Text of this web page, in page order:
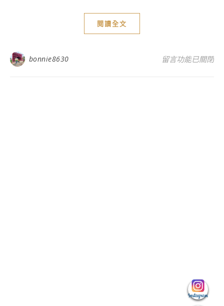
閱讀全文
bonnie8630 在〈台中美食推
留言功能已關閉